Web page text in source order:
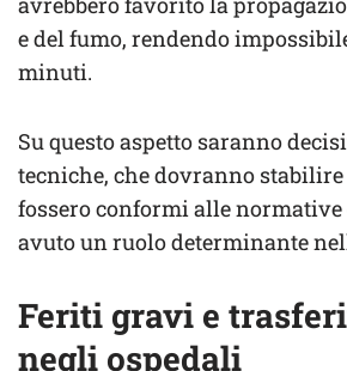
e del fumo, rendendo
minuti.
Su questo aspetto saranno
tecniche, che dovranno
fossero conformi alle normative
avuto un ruolo determinante
Feriti gravi e
negli ospedali